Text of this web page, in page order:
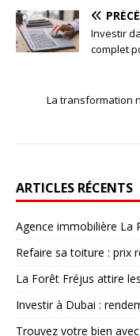
Investir
complet
La transformation
ARTICLES RÉCENTS
Agence immobilière La
Refaire sa toiture : prix
La Forêt Fréjus attire
Investir à Dubai :
Trouvez votre bien